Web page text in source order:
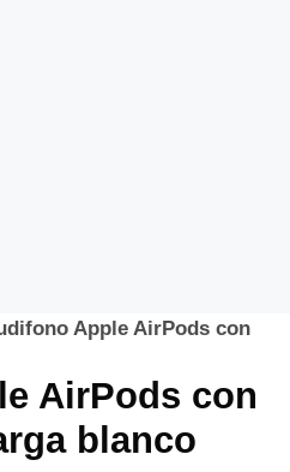
Apple AirPods con
AirPods con
blanco